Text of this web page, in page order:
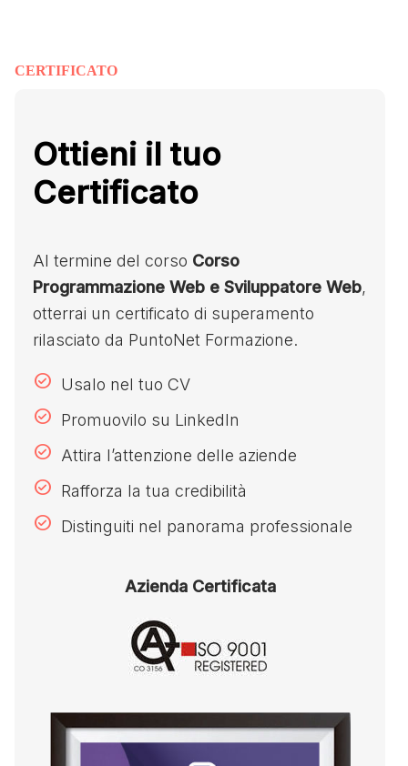
CERTIFICATO
Ottieni il tuo
Certificato
Al termine del corso Corso
Programmazione Web e Sviluppatore Web,
otterrai un certificato di superamento
rilasciato da PuntoNet Formazione.
Usalo nel tuo CV
Promuovilo su LinkedIn
Attira l’attenzione delle aziende
Rafforza la tua credibilità
Distinguiti nel panorama professionale
Azienda Certificata